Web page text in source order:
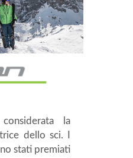
la
dello sci. I
stati premiati